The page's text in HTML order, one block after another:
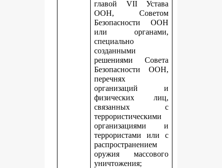
главой VII Устава
ООН, Советом
Безопасности ООН
или органами,
специально
созданными
решениями Совета
Безопасности ООН,
перечнях
организаций и
физических лиц,
связанных с
террористическими
организациями и
террористами или с
распространением
оружия массового
уничтожения;